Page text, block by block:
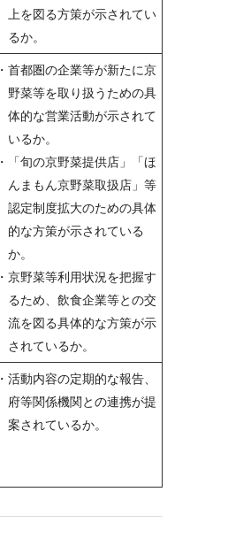
上を図る方策が示されてい
るか。
・首都圏の企業等が新たに京
野菜等を取り扱うための具
体的な営業活動が示されて
いるか。
・「旬の京野菜提供店」「ほ
んまもん京野菜取扱店」等
認定制度拡大のための具体
的な方策が示されている
か。
・京野菜等利用状況を把握す
るため、飲食企業等との交
流を図る具体的な方策が示
されているか。
・活動内容の定期的な報告、
府等関係機関との連携が提
案されているか。